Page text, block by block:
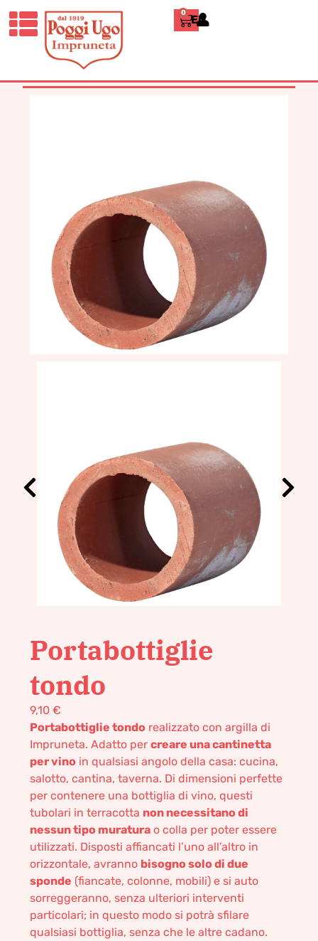
0 ENGLISH
HOME/CLASSICI
VASI
ORNAMENTALI E
ARREDI/ PORTABOTTIGLIE TONDO
Portabottiglie
tondo
9,10 €
Portabottiglie tondo realizzato con argilla di
Impruneta. Adatto per creare una cantinetta
per vino in qualsiasi angolo della casa: cucina,
salotto, cantina, taverna. Di dimensioni perfette
per contenere una bottiglia di vino, questi
tubolari in terracotta non necessitano di
nessun tipo muratura o colla per poter essere
utilizzati. Disposti affiancati l’uno all’altro in
orizzontale, avranno bisogno solo di due
sponde (fiancate, colonne, mobili) e si auto
sorreggeranno, senza ulteriori interventi
particolari; in questo modo si potrà sfilare
qualsiasi bottiglia, senza che le altre cadano.